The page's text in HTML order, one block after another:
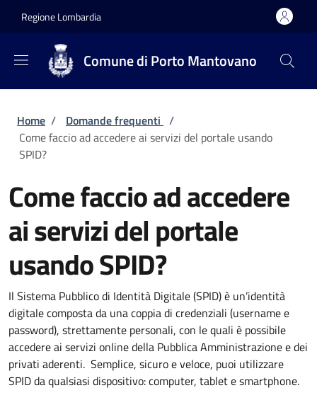
Regione Lombardia
Comune di Porto Mantovano
Briciole di pane
Home / Domande frequenti /
Come faccio ad accedere ai servizi del portale usando
SPID?
Come faccio ad accedere
ai servizi del portale
usando SPID?
Il Sistema Pubblico di Identità Digitale (SPID) è un’identità
digitale composta da una coppia di credenziali (username e
password), strettamente personali, con le quali è possibile
accedere ai servizi online della Pubblica Amministrazione e dei
privati aderenti. Semplice, sicuro e veloce, puoi utilizzare
SPID da qualsiasi dispositivo: computer, tablet e smartphone.